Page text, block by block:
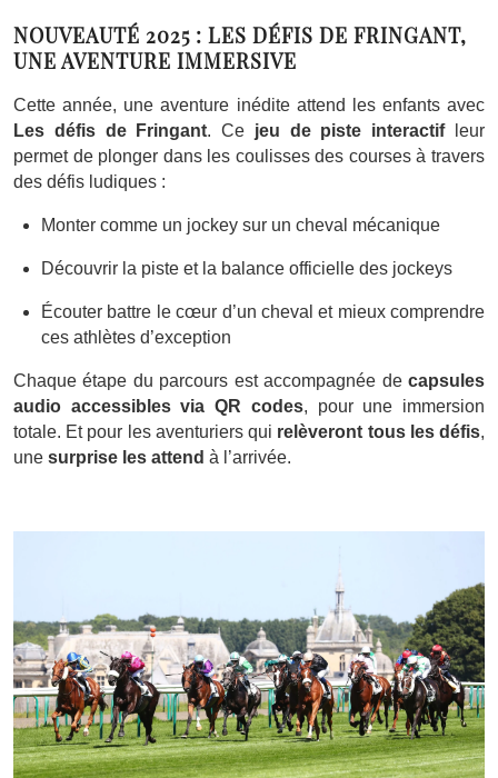
NOUVEAUTÉ 2025 : LES DÉFIS DE FRINGANT,
UNE AVENTURE IMMERSIVE
Cette année, une aventure inédite attend les enfants avec
Les défis de Fringant. Ce jeu de piste interactifleur
permet de plonger dans les coulisses des courses à travers
des défis ludiques :
Monter comme un jockey sur un cheval mécanique
Découvrir la piste et la balance officielle des jockeys
Écouter battre le cœur d’un cheval et mieux comprendre
ces athlètes d’exception
Chaque étape du parcours est accompagnée de capsules
audio accessibles via QR codes, pour une immersion
totale. Et pour les aventuriers qui relèveront tous les défis,
une surprise les attend à l’arrivée.